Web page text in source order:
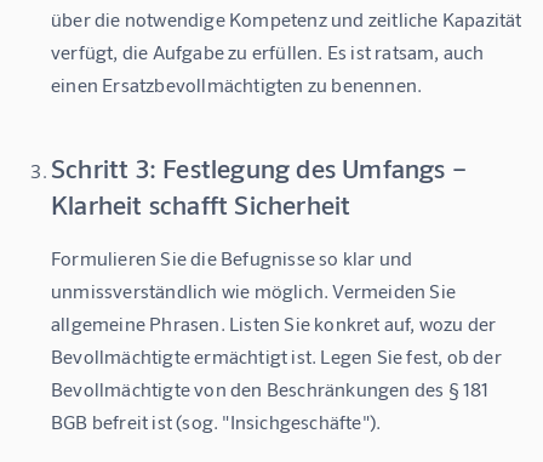
über die notwendige Kompetenz und zeitliche Kapazität
verfügt, die Aufgabe zu erfüllen. Es ist ratsam, auch
einen Ersatzbevollmächtigten zu benennen.
Schritt 3: Festlegung des Umfangs –
Klarheit schafft Sicherheit
Formulieren Sie die Befugnisse so klar und
unmissverständlich wie möglich. Vermeiden Sie
allgemeine Phrasen. Listen Sie konkret auf, wozu der
Bevollmächtigte ermächtigt ist. Legen Sie fest, ob der
Bevollmächtigte von den Beschränkungen des § 181
BGB befreit ist (sog. "Insichgeschäfte").